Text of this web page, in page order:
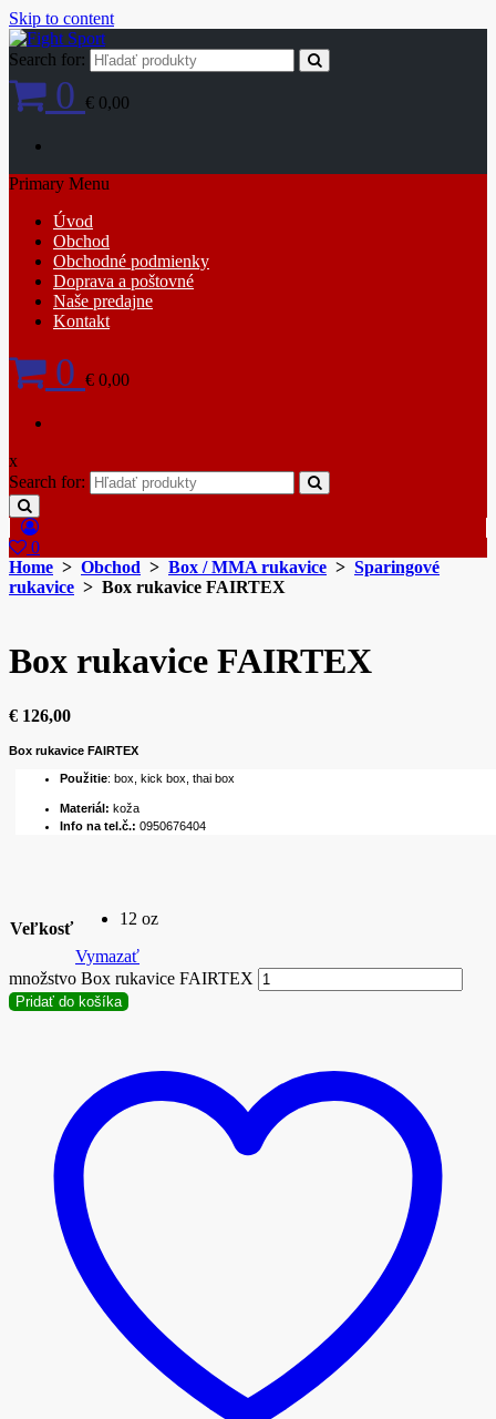
Skip to content
Search for:
0 € 0,00
Primary Menu
Úvod
Obchod
Obchodné podmienky
Doprava a poštovné
Naše predajne
Kontakt
0 € 0,00
x
Search for:
0
Home > Obchod > Box / MMA rukavice > Sparingové
rukavice > Box rukavice FAIRTEX
Box rukavice FAIRTEX
€ 126,00
Box rukavice FAIRTEX
Použitie: box, kick box, thai box
Materiál: koža
Info na tel.č.: 0950676404
Veľkosť
12 oz
Vymazať
množstvo Box rukavice FAIRTEX
Pridať do košíka